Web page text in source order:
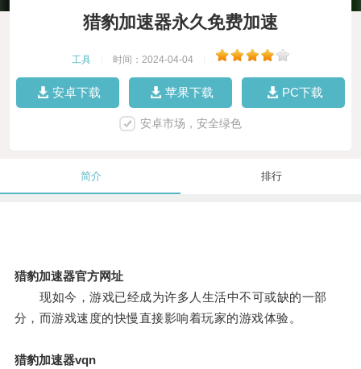
猎豹加速器永久免费加速
工具 时间：2024-04-04
安卓下载 苹果下载 PC下载
安卓市场，安全绿色
简介 排行
猎豹加速器官方网址
现如今，游戏已经成为许多人生活中不可或缺的一部
分，而游戏速度的快慢直接影响着玩家的游戏体验。
猎豹加速器vqn